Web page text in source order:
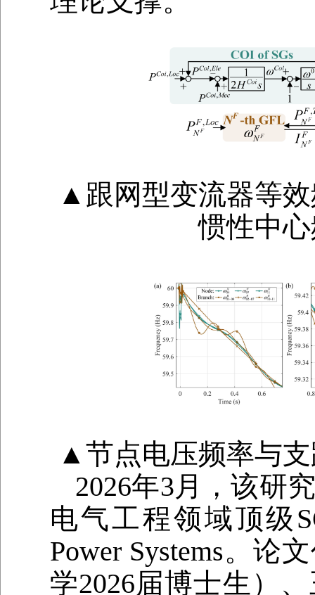
▲跟网型变流器等
惯性中
▲节点电压频率与
2026年3月，该研
电气工程领域顶级
Power Systems。论
学2026届博士生）